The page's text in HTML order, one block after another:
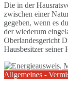
Die in der
zwischen einer
gegeben, wenn es
der wiederum
Oberlandesgericht
Hausbesitzer
Allgemeines -